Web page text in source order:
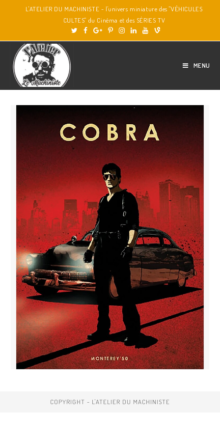
L'ATELIER DU MACHINISTE - l'univers miniature des "VÉHICULES
CULTES" du Cinéma et des SÉRIES TV
MENU
COPYRIGHT - L'ATELIER DU MACHINISTE